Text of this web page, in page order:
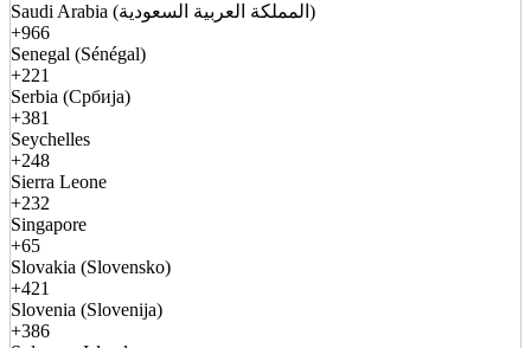
Saudi Arabia (المملكة العربية السعودية)
+966
Senegal (Sénégal)
+221
Serbia (Србија)
+381
Seychelles
+248
Sierra Leone
+232
Singapore
+65
Slovakia (Slovensko)
+421
Slovenia (Slovenija)
+386